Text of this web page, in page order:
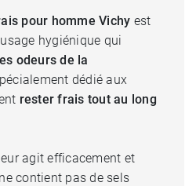
pour homme Vichy est
hygiénique qui
odeurs de la
dédié aux
rester frais tout au long
agit efficacement et
contient pas de sels